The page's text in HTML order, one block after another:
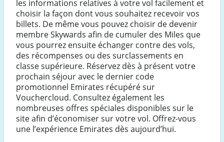
les informations relatives à votre vol facilement et
choisir la façon dont vous souhaitez recevoir vos
billets. De même vous pouvez choisir de devenir
membre Skywards afin de cumuler des Miles que
vous pourrez ensuite échanger contre des vols,
des récompenses ou des surclassements en
classe supérieure. Réservez dès à présent votre
prochain séjour avec le dernier code
promotionnel Emirates récupéré sur
Vouchercloud. Consultez également les
nombreuses offres spéciales disponibles sur le
site afin d’économiser sur votre vol. Offrez-vous
une l’expérience Emirates dès aujourd’hui.